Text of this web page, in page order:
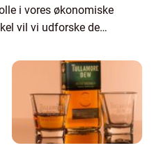
i vores økonomiske
vil vi udforske de